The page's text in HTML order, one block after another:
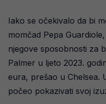
Iako se očekivalo da bi
momčad Pepa
njegove sposobnosti za
Palmer u ljeto 2023.
eura, prešao u
počeo pokazivati svoj